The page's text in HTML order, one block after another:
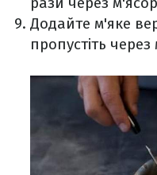
Додайте м'яке
пропустіть